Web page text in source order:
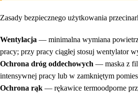
Zasady bezpiecznego użytkowania
Wentylacja — minimalna wymiana
pracy; przy pracy ciągłej stosuj wentylator
Ochrona dróg oddechowych — maska z
intensywnej pracy lub w zamkniętym
Ochrona rąk — rękawice termoodporne